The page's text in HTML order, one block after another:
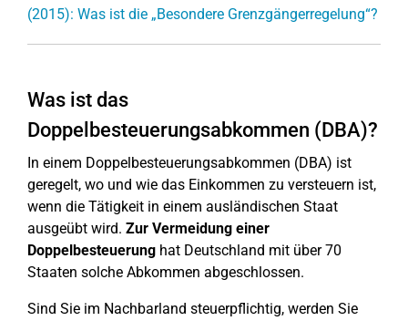
(2015): Was ist die „Besondere Grenzgängerregelung“?
Was ist das
Doppelbesteuerungsabkommen (DBA)?
In einem Doppelbesteuerungsabkommen (DBA) ist
geregelt, wo und wie das Einkommen zu versteuern ist,
wenn die Tätigkeit in einem ausländischen Staat
ausgeübt wird. Zur Vermeidung einer
Doppelbesteuerung hat Deutschland mit über 70
Staaten solche Abkommen abgeschlossen.
Sind Sie im Nachbarland steuerpflichtig, werden Sie